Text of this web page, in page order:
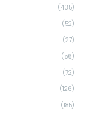
(435)
(52)
(27)
(56)
(72)
(126)
(185)